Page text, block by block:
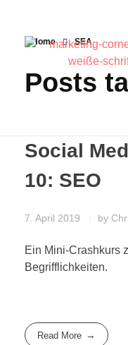
Home SEA
Posts
Social
10: SEO
7. April 2019 by
Ein Mini-Crashkurs
Begrifflichkeiten.
Read More